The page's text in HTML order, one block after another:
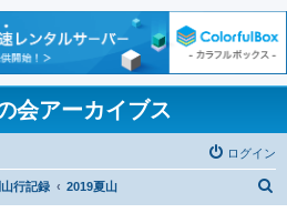
会アーカイブス
ログイン
行記録 2019夏山